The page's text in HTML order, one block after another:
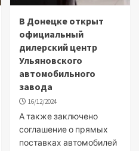
В Донецке открыт
официальный
дилерский центр
Ульяновского
автомобильного
завода
16/12/2024
А также заключено
соглашение о прямых
поставках автомобилей